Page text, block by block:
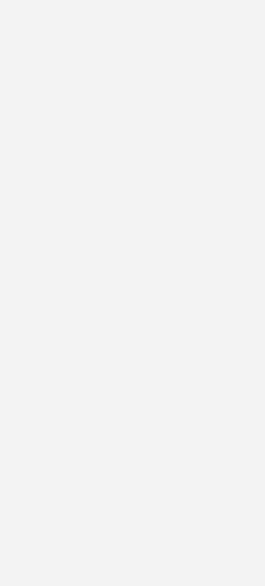
BEG-geförderten
auf Basis einer Heizungs-
Heizungen ist die Antwort bei aufwendigen
mit einer Heizungs-Wärmepumpe nicht.
gezeigt, dass mit der stark gestiegenen
für fertig installierte Wärmepumpen-
sind, als es aufgrund der Teuerungen zu
reagieren Märkte auch auf
selten gelingt, den Anspruch sinkende
zu erreichen.
Nachfrage-Boom aus, könnte dies
Angebotspreisen für die
mit einer Wärmepumpe führen. Andererseits